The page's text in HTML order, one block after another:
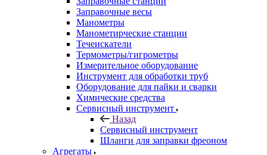
Заправочные весы
Манометры
Манометирческие станции
Течеискатели
Термометры/гигрометры
Измерительное оборудование
Инструмент для обработки труб
Оборудование для пайки и сварки
Химические средства
Сервисный инструмент
Назад
Сервисный инструмент
Шланги для заправки фреоном
Агрегаты